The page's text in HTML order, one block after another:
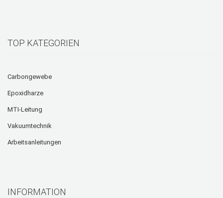
TOP KATEGORIEN
Carbongewebe
Epoxidharze
MTI-Leitung
Vakuumtechnik
Arbeitsanleitungen
INFORMATION